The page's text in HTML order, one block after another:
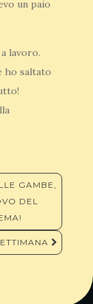
un paio
lavoro.
ho saltato
GAMBE,
DEL